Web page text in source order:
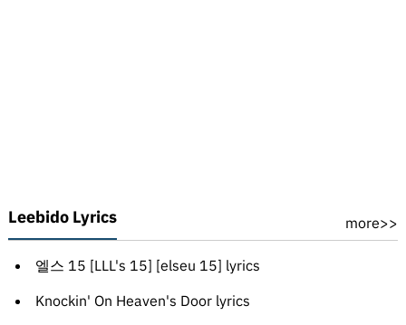
Leebido Lyrics more>>
엘스 15 [LLL's 15] [elseu 15] lyrics
Knockin' On Heaven's Door lyrics